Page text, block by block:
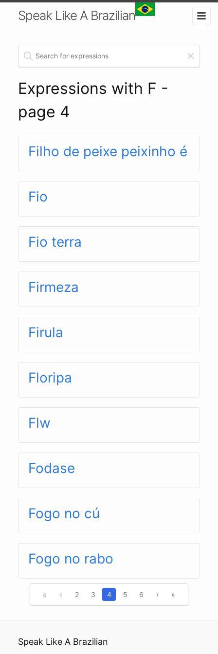
Speak Like A Brazilian
Expressions with F -
page 4
Filho de peixe peixinho é
Fio
Fio terra
Firmeza
Firula
Floripa
Flw
Fodase
Fogo no cú
Fogo no rabo
« ‹ 2 3 4 5 6 › »
Speak Like A Brazilian